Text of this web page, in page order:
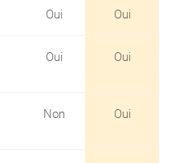
Oui Oui
Oui Oui
Non Oui